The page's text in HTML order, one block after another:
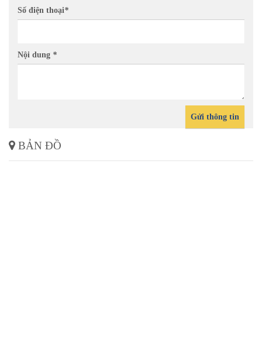
Số điện thoại*
Nội dung *
Gửi thông tin
BẢN ĐỒ